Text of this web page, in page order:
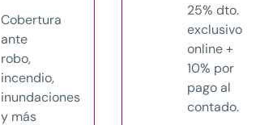
Cobertura
ante
robo,
incendio,
inundaciones
y más
25% dto.
exclusivo
online +
10% por
pago al
contado.